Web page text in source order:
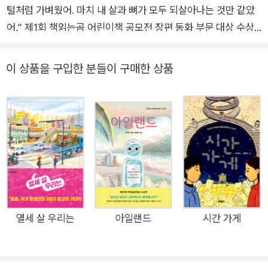
털처럼 가벼웠어. 마치 내 살과 뼈가 모두 되살아나는 것만 같았
어.” 제1회 책읽는곰 어린이책 공모전 장편 동화 부문 대상 수상
찾아 떠나는 눈부신 여정 “개(와 그것이 표상하는 인간)의 정체
흔치 않은 신화적 세계관에 개성적인 캐릭터들, 무엇보다 초반부
아이러니와 유머가 섞인 단단한 문체가 좋았다.” _김서정(아동문
학평론가) 제1회 책읽는곰 어린이책 공모전 장편동화 대상작 《들
개왕》이 출간되었다. 지난 2월에 출간된 《투명 고양이 또또》와
나란히 고학년 동화 대상을 거머쥔 작품으로, 낯설고 거친 야생에
서 다른 누구도 아닌 자신의 삶을 찾아가는 ‘달’의 이야기를 담았
다. 곽영미 작가의 생명력 넘치는 글과 해랑 작가의 신비로운 그
림이 만나 제목과 표지만으로도 독자를 사로잡는다. 제목에서 알
이 상품을 구입한 분들이 구매한 상품
열세 살 우리는 아일랜드 시간 가게